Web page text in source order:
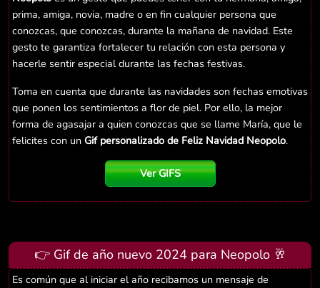
prima, amiga, novia, madre o en fin cualquier persona que
conozcas, que conozcas, durante la mañana de navidad. Este
gesto te garantiza fortalecer tu relación con esta persona y
hacerle sentir especial durante las fechas festivas.
Toma en cuenta que durante las navidades son fechas emotivas
que ponen los sentimientos a flor de piel. Por ello, la mejor
forma de agasajar a quien conozcas que se llame María, que le
felicites con un Gif personalizado de Feliz Navidad Neopolo.
Ver GIFS
👉 Gif de año nuevo 2024 para Neopolo 🥂
Es común que al iniciar el año recibamos un mensaje de